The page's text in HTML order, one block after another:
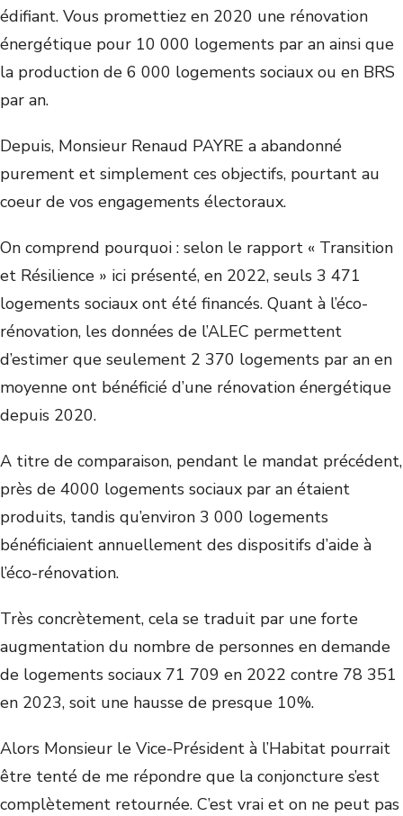
édifiant. Vous promettiez en 2020 une rénovation
énergétique pour 10 000 logements par an ainsi que
la production de 6 000 logements sociaux ou en BRS
par an.
Depuis, Monsieur Renaud PAYRE a abandonné
purement et simplement ces objectifs, pourtant au
coeur de vos engagements électoraux.
On comprend pourquoi : selon le rapport « Transition
et Résilience » ici présenté, en 2022, seuls 3 471
logements sociaux ont été financés. Quant à l’éco-
rénovation, les données de l’ALEC permettent
d’estimer que seulement 2 370 logements par an en
moyenne ont bénéficié d’une rénovation énergétique
depuis 2020.
A titre de comparaison, pendant le mandat précédent,
près de 4000 logements sociaux par an étaient
produits, tandis qu’environ 3 000 logements
bénéficiaient annuellement des dispositifs d’aide à
l’éco-rénovation.
Très concrètement, cela se traduit par une forte
augmentation du nombre de personnes en demande
de logements sociaux 71 709 en 2022 contre 78 351
en 2023, soit une hausse de presque 10%.
Alors Monsieur le Vice-Président à l’Habitat pourrait
être tenté de me répondre que la conjoncture s’est
complètement retournée. C’est vrai et on ne peut pas